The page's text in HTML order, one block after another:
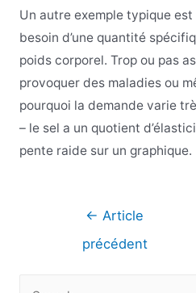
Un autre exemple typique
besoin d’une quantité
poids corporel. Trop ou pas
provoquer des maladies ou
pourquoi la demande varie
– le sel a un quotient
pente raide sur un graphique.
Navigation
l’article
← Article
précédent